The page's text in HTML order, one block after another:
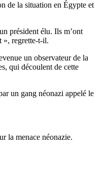
de la situation en Égypte et
président élu. Ils m’ont
», regrette-t-il.
un observateur de la
qui découlent de cette
un gang néonazi appelé le
la menace néonazie.